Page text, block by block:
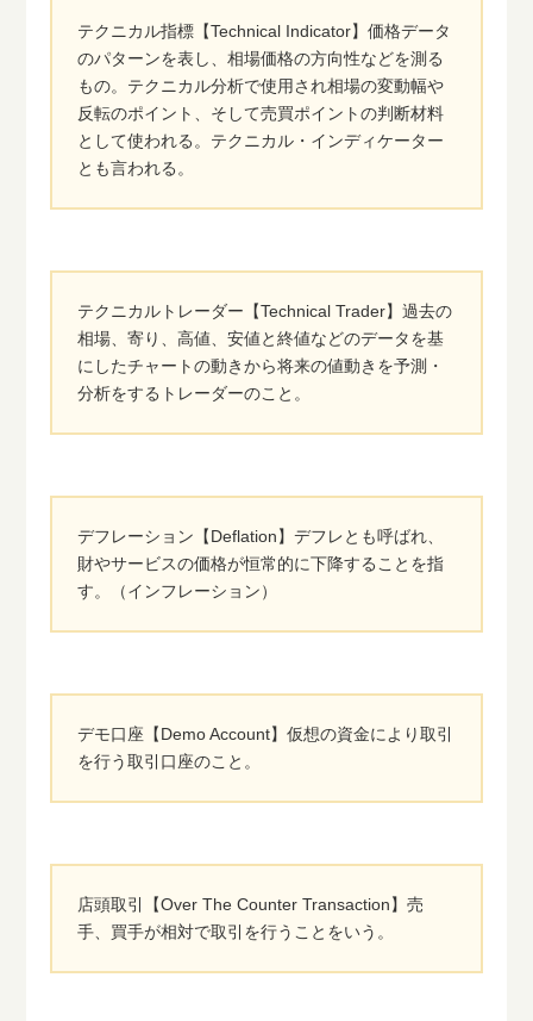
テクニカル指標【Technical Indicator】価格データ
のパターンを表し、相場価格の方向性などを測る
もの。テクニカル分析で使用され相場の変動幅や
反転のポイント、そして売買ポイントの判断材料
として使われる。テクニカル・インディケーター
とも言われる。
テクニカルトレーダー【Technical Trader】過去の
相場、寄り、高値、安値と終値などのデータを基
にしたチャートの動きから将来の値動きを予測・
分析をするトレーダーのこと。
デフレーション【Deflation】デフレとも呼ばれ、
財やサービスの価格が恒常的に下降することを指
す。（インフレーション）
デモ口座【Demo Account】仮想の資金により取引
を行う取引口座のこと。
店頭取引【Over The Counter Transaction】売
手、買手が相対で取引を行うことをいう。